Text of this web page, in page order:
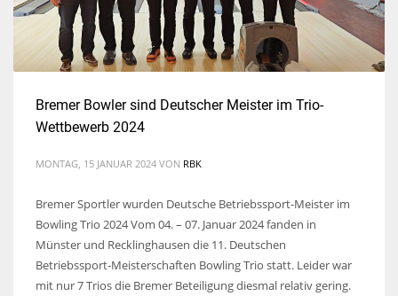
Bremer Bowler sind Deutscher Meister im Trio-
Wettbewerb 2024
MONTAG, 15 JANUAR 2024 VON RBK
Bremer Sportler wurden Deutsche Betriebssport-Meister im
Bowling Trio 2024 Vom 04. – 07. Januar 2024 fanden in
Münster und Recklinghausen die 11. Deutschen
Betriebssport-Meisterschaften Bowling Trio statt. Leider war
mit nur 7 Trios die Bremer Beteiligung diesmal relativ gering.